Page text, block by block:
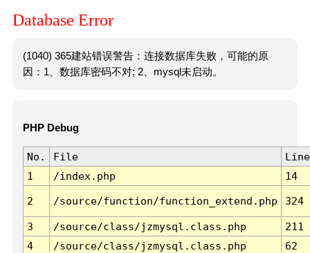
Database Error
(1040) 365建站错误警告：连接数据库失败，可能的原
因：1、数据库密码不对; 2、mysql未启动。
PHP Debug
No. File
Line
1
/index.php 14
2 /source/function/function_extend.php 324
3 /source/class/jzmysql.class.php
211
4
/source/class/jzmysql.class.php
62